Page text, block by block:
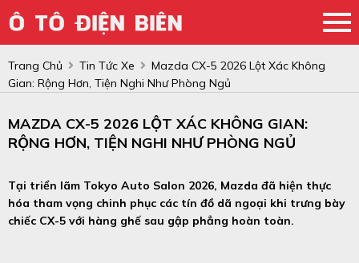
Trang Chủ Tin Tức Xe
Mazda CX-5 2026 Lột Xác Không
Gian: Rộng Hơn, Tiện Nghi Như Phòng Ngủ
MAZDA CX-5 2026 LỘT XÁC KHÔNG GIAN:
RỘNG HƠN, TIỆN NGHI NHƯ PHÒNG NGỦ
Tại triển lãm Tokyo Auto Salon 2026, Mazda đã hiện thực
hóa tham vọng chinh phục các tín đồ dã ngoại khi trưng bày
chiếc CX-5 với hàng ghế sau gập phẳng hoàn toàn.